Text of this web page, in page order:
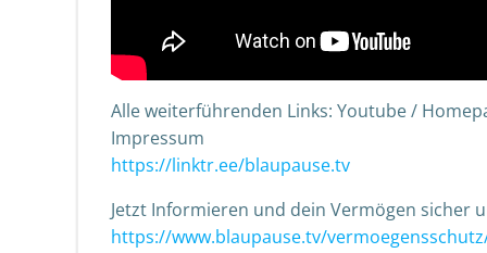
Alle weiterführenden Links: Youtube /
Impressum
https://linktr.ee/blaupause.tv
Jetzt Informieren und dein Vermögen sicher
https://www.blaupause.tv/